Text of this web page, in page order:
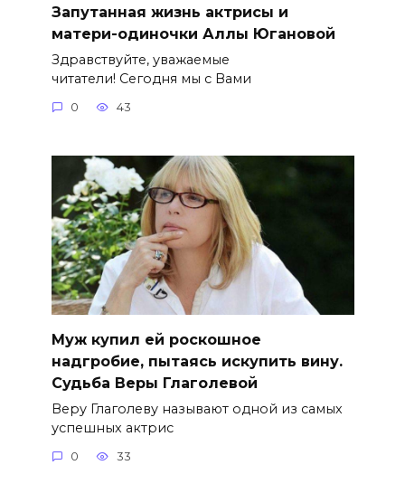
Запутанная жизнь актрисы и
матери-одиночки Аллы Югановой
Здравствуйте, уважаемые
читатели! Сегодня мы с Вами
0 43
Муж купил ей роскошное
надгробие, пытаясь искупить вину.
Судьба Веры Глаголевой
Веру Глаголеву называют одной из самых
успешных актрис
0 33